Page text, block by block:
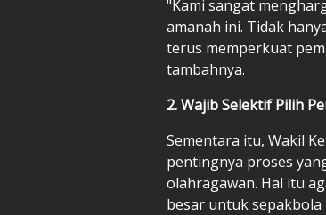
"Kami sangat
amanah ini. Tidak
terus memperkuat
tambahnya.
2. Wajib Selektif Pilih
Sementara itu, Wakil
pentingnya proses
olahragawan. Hal itu
besar untuk sepakbola